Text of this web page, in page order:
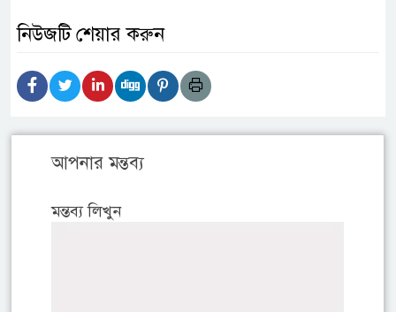
নিউজটি শেয়ার করুন
আপনার মন্তব্য
মন্তব্য লিখুন